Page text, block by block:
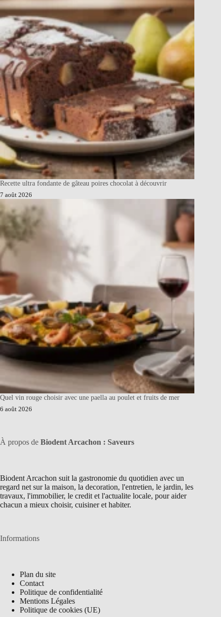
Recette ultra fondante de gâteau poires chocolat à découvrir
7 août 2026
Quel vin rouge choisir avec une paella au poulet et fruits de mer
6 août 2026
À propos de Biodent Arcachon : Saveurs
Biodent Arcachon suit la gastronomie du quotidien avec un
regard net sur la maison, la decoration, l'entretien, le jardin, les
travaux, l'immobilier, le credit et l'actualite locale, pour aider
chacun a mieux choisir, cuisiner et habiter.
Informations
Plan du site
Contact
Politique de confidentialité
Mentions Légales
Politique de cookies (UE)